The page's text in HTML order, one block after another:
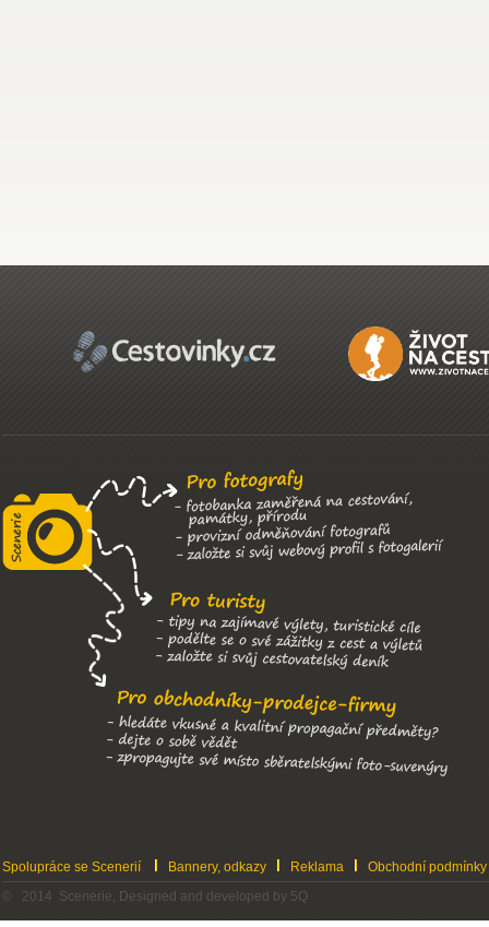
Spolupráce se Scenerií Bannery, odkazy Reklama
Obchodní podmínky
© 2014 Scenerie, Designed and developed by 5Q